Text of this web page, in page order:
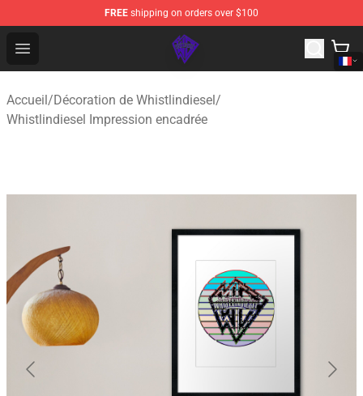
FREE shipping on orders over $100
Open menu
WhistlinDiesel Shop - Official WhistlinDiesel
Accueil/Décoration de Whistlindiesel/
Whistlindiesel Impression encadrée